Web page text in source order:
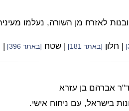
לאזרח מן השורה, נעלמו
| חלון [באתר 181] | שטח [באתר 396] |
ד"ר אברהם בן עזרא
בישראל, עם ניחוח אישי.